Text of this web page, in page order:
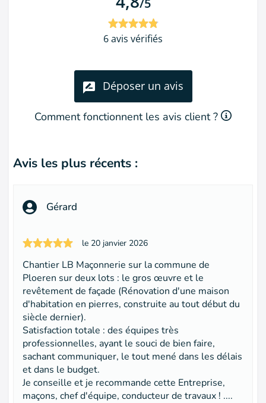
/5
6 avis vérifiés
Déposer un avis
Comment fonctionnent les avis client ?
Avis les plus récents :
Gérard
le 20 janvier 2026
Chantier LB Maçonnerie sur la commune de
Ploeren sur deux lots : le gros œuvre et le
revêtement de façade (Rénovation d'une maison
d'habitation en pierres, construite au tout début du
siècle dernier).
Satisfaction totale : des équipes très
professionnelles, ayant le souci de bien faire,
sachant communiquer, le tout mené dans les délais
et dans le budget.
Je conseille et je recommande cette Entreprise,
maçons, chef d'équipe, conducteur de travaux ! ....